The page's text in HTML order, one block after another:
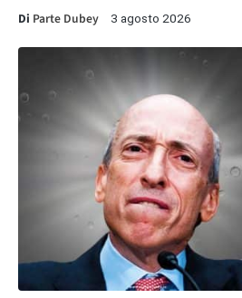
Di Parte Dubey 3 agosto 2026